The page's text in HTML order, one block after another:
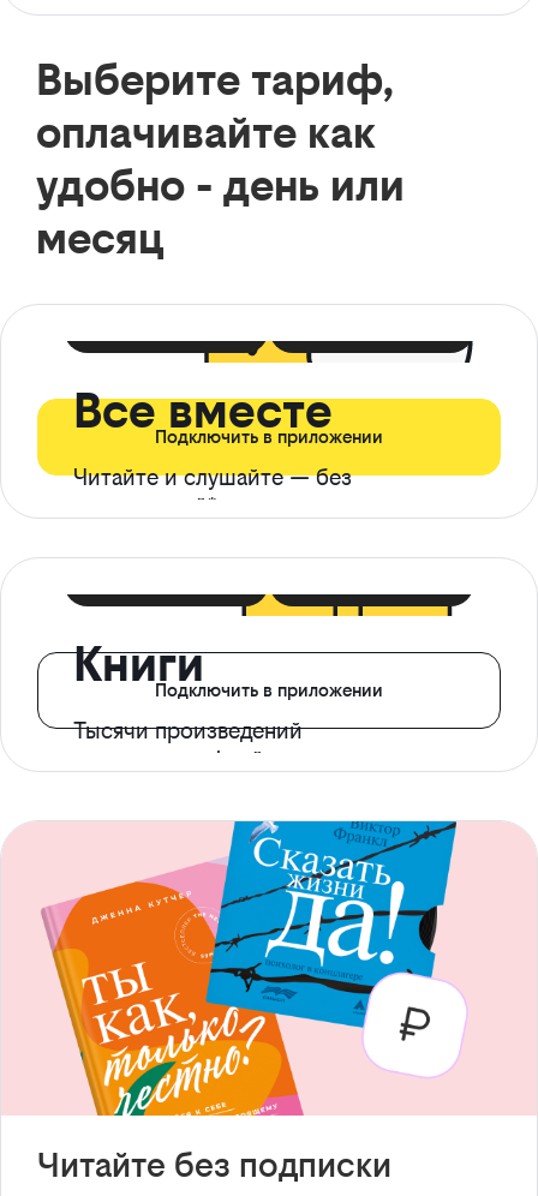
Выберите тариф,
оплачивайте как
удобно - день или
месяц
Все вместе
Читайте и слушайте — без
ограничений*
Подключить в приложении
Книги
Тысячи произведений
с доступом офлайн
Подключить в приложении
Читайте без подписки